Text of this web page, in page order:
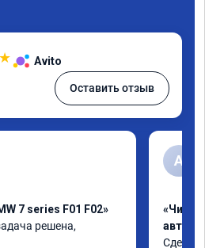
★ Avito
Оставить отзыв
7 series F01 F02»
решена,
A
«Чип